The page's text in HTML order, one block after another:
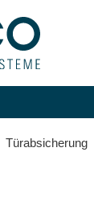
Türabsicherung